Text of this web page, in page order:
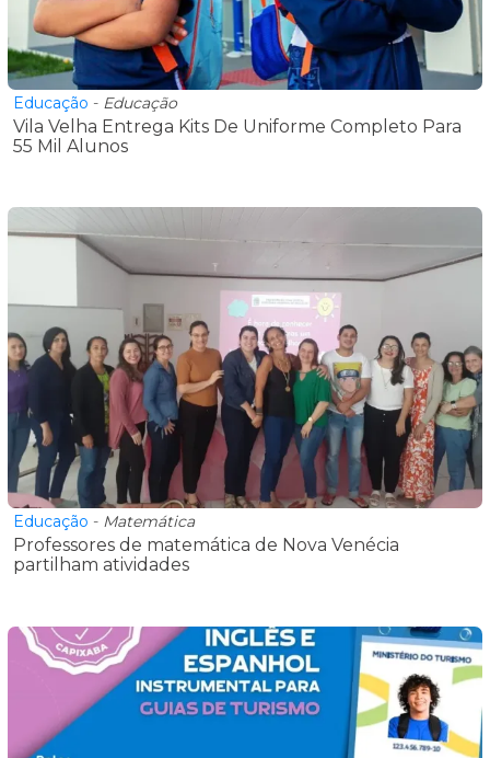
Educação - Educação
​Vila Velha Entrega Kits De Uniforme Completo Para
55 Mil Alunos
Educação - Matemática
Professores de matemática de Nova Venécia
partilham atividades